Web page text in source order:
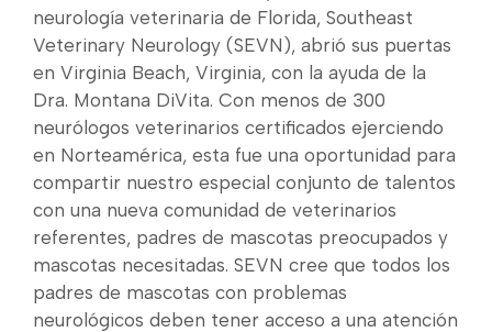
neurología veterinaria de Florida, Southeast
Veterinary Neurology (SEVN), abrió sus puertas
en Virginia Beach, Virginia, con la ayuda de la
Dra. Montana DiVita. Con menos de 300
neurólogos veterinarios certificados ejerciendo
en Norteamérica, esta fue una oportunidad para
compartir nuestro especial conjunto de talentos
con una nueva comunidad de veterinarios
referentes, padres de mascotas preocupados y
mascotas necesitadas. SEVN cree que todos los
padres de mascotas con problemas
neurológicos deben tener acceso a una atención